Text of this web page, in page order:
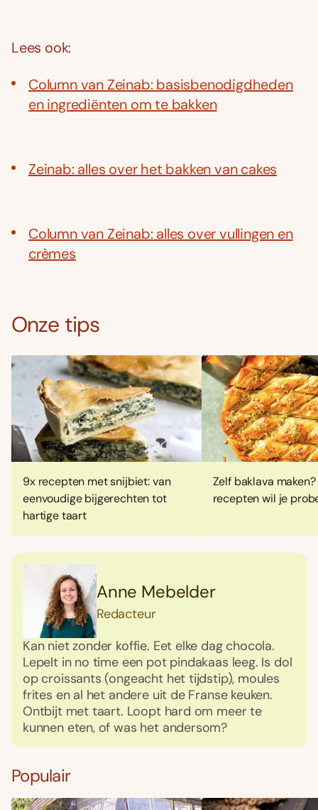
Lees ook:
Column van Zeinab: basisbenodigdheden
en ingrediënten om te bakken
Zeinab: alles over het bakken van cakes
Column van Zeinab: alles over vullingen en
crèmes
Onze tips
9x recepten met snijbiet: van
eenvoudige bijgerechten tot
hartige taart
Zelf baklava
recepten wil je
Anne Mebelder
Redacteur
Kan niet zonder koffie. Eet elke dag chocola.
Lepelt in no time een pot pindakaas leeg. Is dol
op croissants (ongeacht het tijdstip), moules
frites en al het andere uit de Franse keuken.
Ontbijt met taart. Loopt hard om meer te
kunnen eten, of was het andersom?
Populair